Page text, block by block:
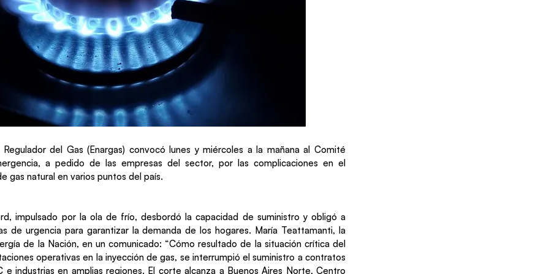
del Gas (Enargas) convocó lunes y miércoles a la mañana al Comité
a pedido de las empresas del sector, por las complicaciones en el
gas natural en varios puntos del país.
impulsado por la ola de frío, desbordó la capacidad de suministro y obligó a
de urgencia para garantizar la demanda de los hogares. María Teattamanti, la
de la Nación, en un comunicado: “Cómo resultado de la situación crítica del
operativas en la inyección de gas, se interrumpió el suministro a contratos
e industrias en amplias regiones. El corte alcanza a Buenos Aires Norte, Centro